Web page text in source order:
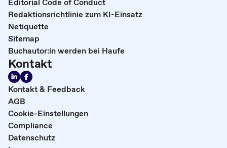
Redaktionsrichtlinie zum KI-Einsatz
Netiquette
Sitemap
Buchautor:in werden bei Haufe
Kontakt
Kontakt & Feedback
AGB
Cookie-Einstellungen
Compliance
Datenschutz